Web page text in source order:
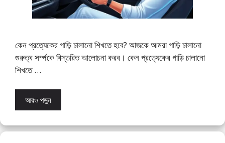
কেন প্রত্যেকের গাড়ি চালানো শিখতে হবে? আজকে আমরা গাড়ি চালানো
গুরুত্ব সর্ম্পকে বিস্তরিত আলোচনা করব। কেন প্রত্যেকের গাড়ি চালানো
শিখতে …
আরও পড়ুন